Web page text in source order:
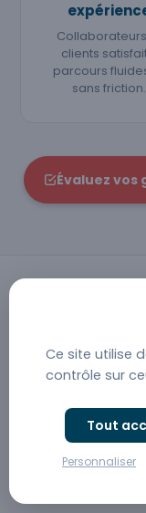
clients
parcours
sans friction.
Évaluez vos
Tout ce
place
Vue
Ce site utilise
contrôle sur
Tout
Personnaliser